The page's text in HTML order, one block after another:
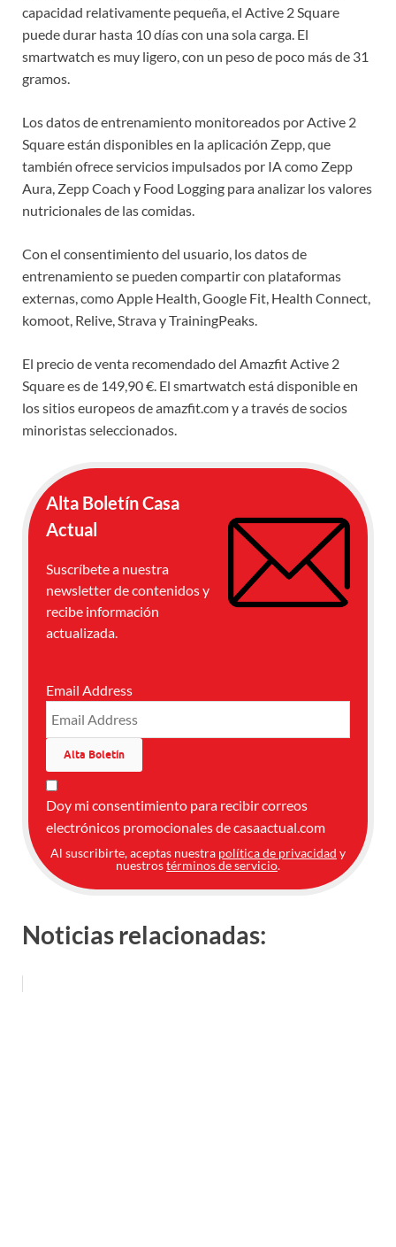
capacidad relativamente pequeña, el Active 2 Square
puede durar hasta 10 días con una sola carga. El
smartwatch es muy ligero, con un peso de poco más de 31
gramos.
Los datos de entrenamiento monitoreados por Active 2
Square están disponibles en la aplicación Zepp, que
también ofrece servicios impulsados por IA como Zepp
Aura, Zepp Coach y Food Logging para analizar los valores
nutricionales de las comidas.
Con el consentimiento del usuario, los datos de
entrenamiento se pueden compartir con plataformas
externas, como Apple Health, Google Fit, Health Connect,
komoot, Relive, Strava y TrainingPeaks.
El precio de venta recomendado del Amazfit Active 2
Square es de 149,90 €. El smartwatch está disponible en
los sitios europeos de amazfit.com y a través de socios
minoristas seleccionados.
Alta Boletín Casa
Actual
Suscríbete a nuestra
newsletter de contenidos y
recibe información
actualizada.
Email Address
Doy mi consentimiento para recibir correos
electrónicos promocionales de casaactual.com
Al suscribirte, aceptas nuestra política de privacidad y
nuestrostérminos de servicio.
Noticias relacionadas: